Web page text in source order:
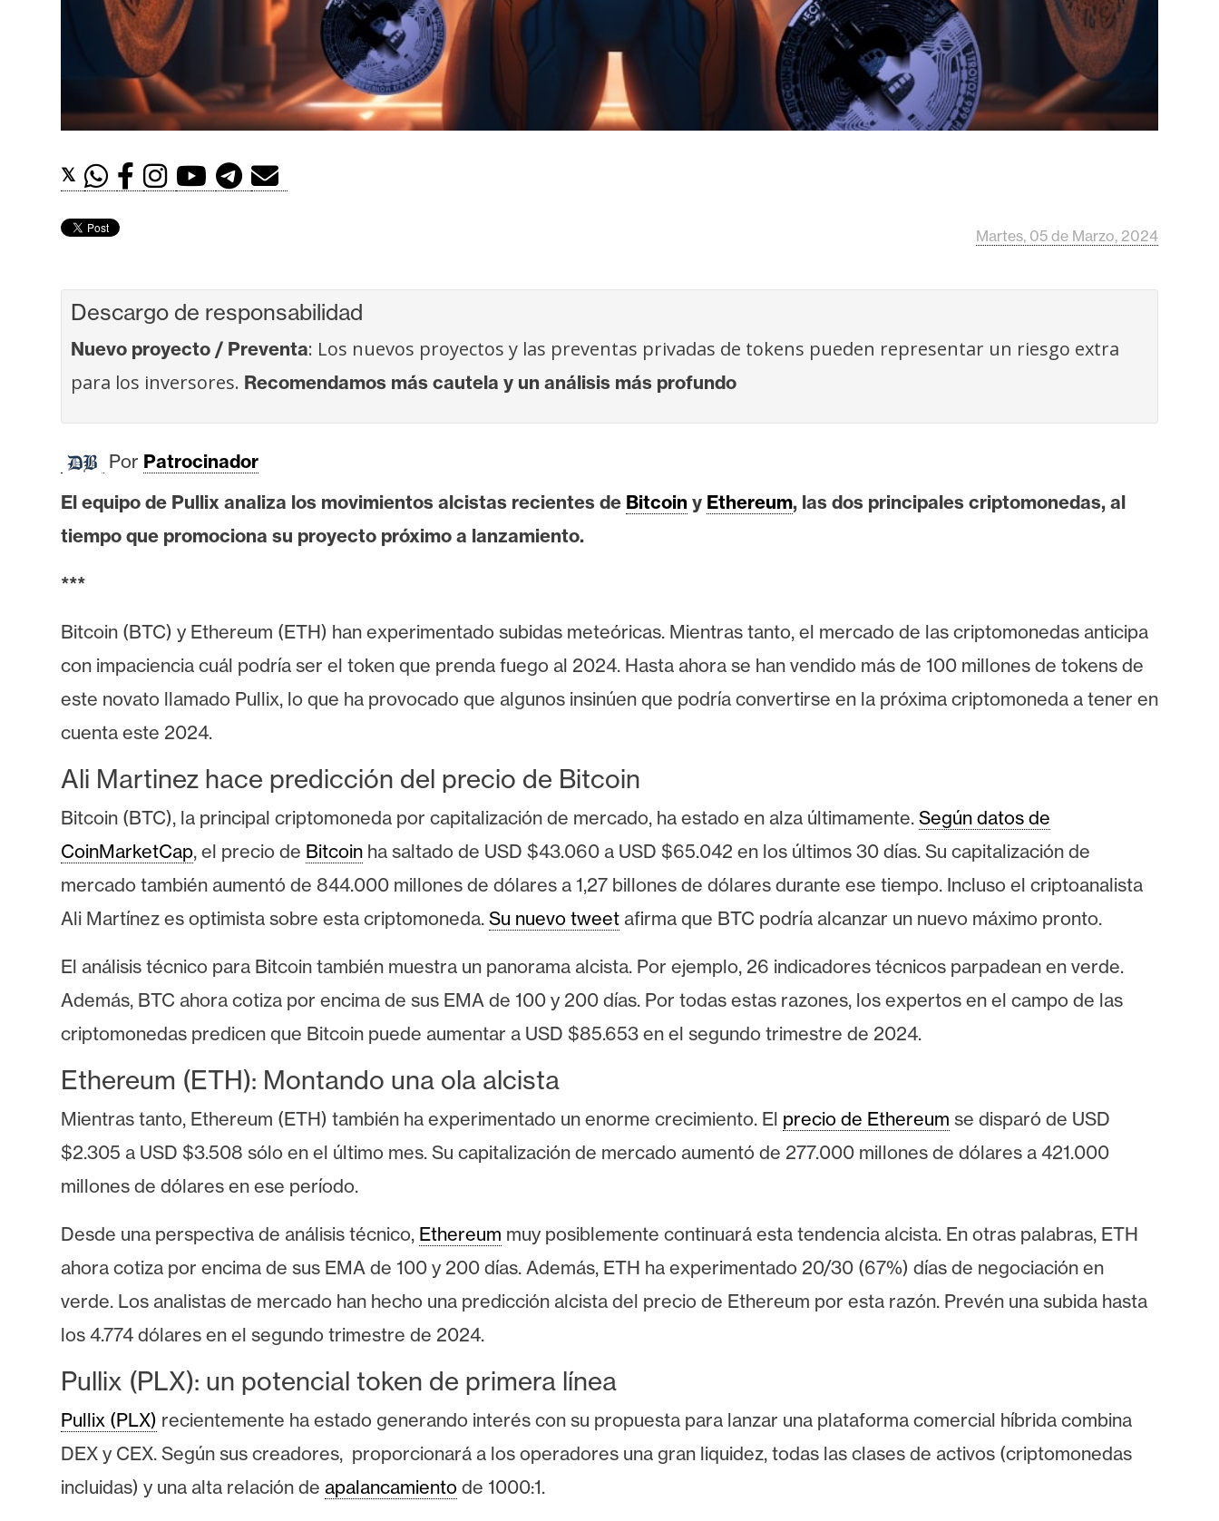
e
m
I
A
n
i
s
o
a
d
e
P
e
s
a
T
m
a
s
R
c
u
s
o
s
C
o
t
a
c
t
o
𝕏
Martes, 05 de Marzo, 2024
Descargo de responsabilidad
Nuevo proyecto / Preventa: Los nuevos proyectos y las preventas privadas de tokens pueden representar un riesgo extra
para los inversores. Recomendamos más cautela y un análisis más profundo
Por Patrocinador
El equipo de Pullix analiza los movimientos alcistas recientes de Bitcoin y Ethereum, las dos principales criptomonedas, al
tiempo que promociona su proyecto próximo a lanzamiento.
***
Bitcoin (BTC) y Ethereum (ETH) han experimentado subidas meteóricas. Mientras tanto, el mercado de las criptomonedas anticipa
con impaciencia cuál podría ser el token que prenda fuego al 2024. Hasta ahora se han vendido más de 100 millones de tokens de
este novato llamado Pullix, lo que ha provocado que algunos insinúen que podría convertirse en la próxima criptomoneda a tener en
cuenta este 2024.
Ali Martinez hace predicción del precio de Bitcoin
Bitcoin (BTC), la principal criptomoneda por capitalización de mercado, ha estado en alza últimamente. Según datos de
CoinMarketCap, el precio de Bitcoin ha saltado de USD $43.060 a USD $65.042 en los últimos 30 días. Su capitalización de
mercado también aumentó de 844.000 millones de dólares a 1,27 billones de dólares durante ese tiempo. Incluso el criptoanalista
Ali Martínez es optimista sobre esta criptomoneda. Su nuevo tweet afirma que BTC podría alcanzar un nuevo máximo pronto.
El análisis técnico para Bitcoin también muestra un panorama alcista. Por ejemplo, 26 indicadores técnicos parpadean en verde.
Además, BTC ahora cotiza por encima de sus EMA de 100 y 200 días. Por todas estas razones, los expertos en el campo de las
criptomonedas predicen que Bitcoin puede aumentar a USD $85.653 en el segundo trimestre de 2024.
Ethereum (ETH): Montando una ola alcista
Mientras tanto, Ethereum (ETH) también ha experimentado un enorme crecimiento. El precio de Ethereum se disparó de USD
$2.305 a USD $3.508 sólo en el último mes. Su capitalización de mercado aumentó de 277.000 millones de dólares a 421.000
millones de dólares en ese período.
Desde una perspectiva de análisis técnico, Ethereum muy posiblemente continuará esta tendencia alcista. En otras palabras, ETH
ahora cotiza por encima de sus EMA de 100 y 200 días. Además, ETH ha experimentado 20/30 (67%) días de negociación en
verde. Los analistas de mercado han hecho una predicción alcista del precio de Ethereum por esta razón. Prevén una subida hasta
los 4.774 dólares en el segundo trimestre de 2024.
Pullix (PLX): un potencial token de primera línea
Pullix (PLX) recientemente ha estado generando interés con su propuesta para lanzar una plataforma comercial híbrida combina
DEX y CEX. Según sus creadores, proporcionará a los operadores una gran liquidez, todas las clases de activos (criptomonedas
incluidas) y una alta relación de apalancamiento de 1000:1.